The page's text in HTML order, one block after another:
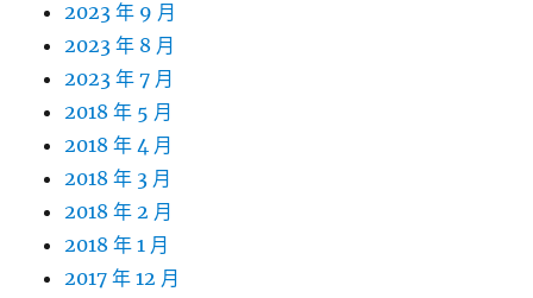
2023 年 9 月
2023 年 8 月
2023 年 7 月
2018 年 5 月
2018 年 4 月
2018 年 3 月
2018 年 2 月
2018 年 1 月
2017 年 12 月